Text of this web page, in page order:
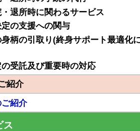
退所時に関わるサービス
の支援への関与
柄の引取り(終身サポート最適化
受託及び重要時の対応
紹介
紹介
ス